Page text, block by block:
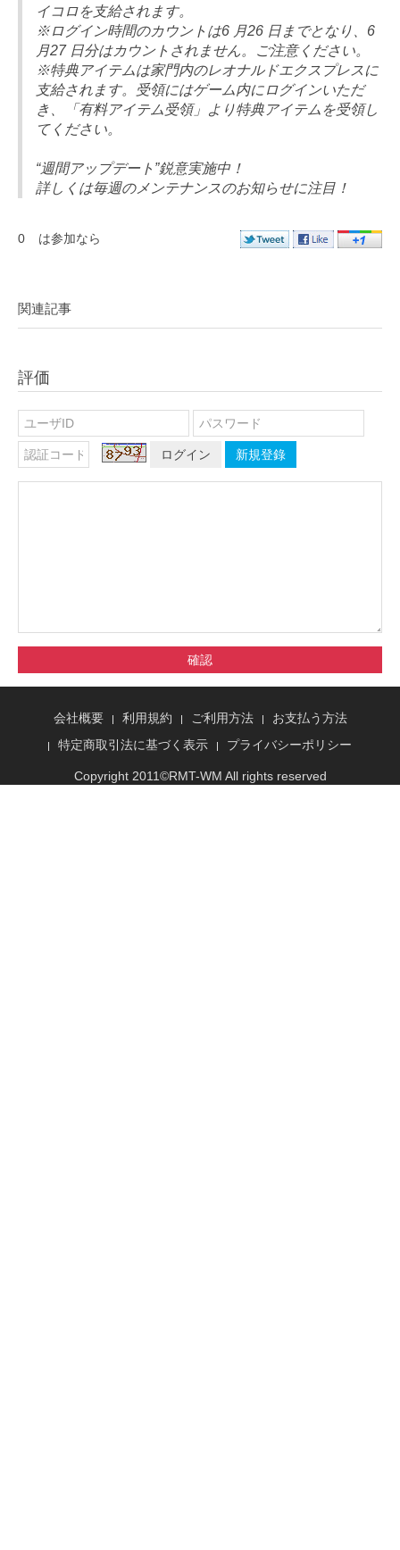
イコロを支給されます。
※ログイン時間のカウントは6 月26 日までとなり、6
月27 日分はカウントされません。ご注意ください。
※特典アイテムは家門内のレオナルドエクスプレスに
支給されます。受領にはゲーム内にログインいただ
き、「有料アイテム受領」より特典アイテムを受領し
てください。
“週間アップデート”鋭意実施中！
詳しくは毎週のメンテナンスのお知らせに注目！
0 は参加なら
関連記事
評価
ログイン 新規登錄
確認
会社概要 利用規約 ご利用方法
お支払う方法
特定商取引法に基づく表示
プライバシーポリシー
Copyright 2011©RMT-WM All rights reserved